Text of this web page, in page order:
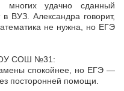
многих удачно сданный
ВУЗ. Александра говорит,
не нужна, но ЕГЭ
СОШ №31:
спокойнее, но ЕГЭ —
посторонней помощи.